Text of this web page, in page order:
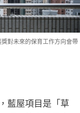
對未來的保育工作方向會帶
藍屋項目是「草